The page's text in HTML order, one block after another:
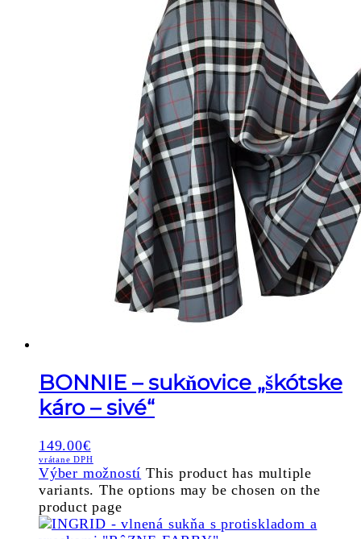
BONNIE – sukňovice „škótske
káro – sivé“
149.00€
vrátane DPH
Výber možností This product has multiple
variants. The options may be chosen on the
product page